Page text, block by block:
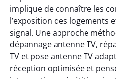
implique de connaître les
l’exposition des logements
signal. Une approche
dépannage antenne TV,
TV et pose antenne TV
réception optimisée et